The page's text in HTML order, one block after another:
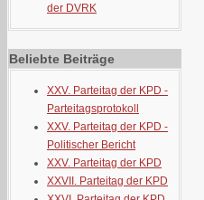
der DVRK
Beliebte Beiträge
XXV. Parteitag der KPD -
Parteitagsprotokoll
XXV. Parteitag der KPD -
Politischer Bericht
XXV. Parteitag der KPD
XXVII. Parteitag der KPD